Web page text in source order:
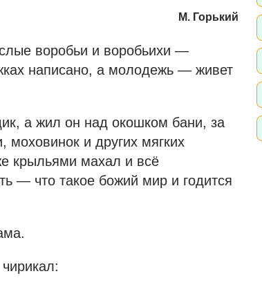
М. Горький
воробьи и воробьихи —
написано, а молодежь — живет
а жил он над окошком бани, за
моховинок и других мягких
крыльями махал и всё
— что такое божий мир и годится